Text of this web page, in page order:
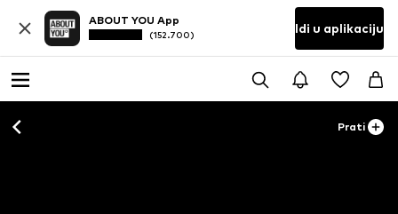
ABOUT YOU App
(152.700) Idi u aplikaciju
Prati